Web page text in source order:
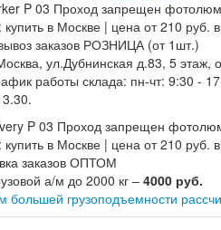
заказов РОЗНИЦА (от 1шт.)
ул.Дубнинская д.83, 5 этаж,
работы склада: пн-чт: 9:30 -
заказов ОПТОМ
а/м до 2000 кг – 4000 руб.
большей грузоподъемности